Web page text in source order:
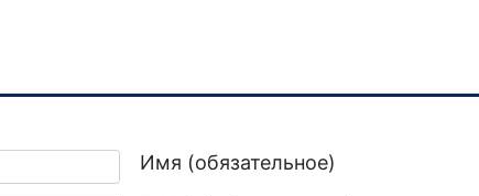
2026 года в Горловке на территории Калининского района
Имя (обязательное)